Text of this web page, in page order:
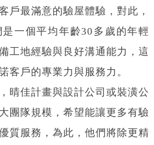
戶最滿意的驗屋體驗，對此，
一個平均年齡30多歲的年輕
工地經驗與良好溝通能力，這
客戶的專業力與服務力。
晴佳計畫與設計公司或裝潢公
團隊規模，希望能讓更多有驗
質服務，為此，他們將除更精